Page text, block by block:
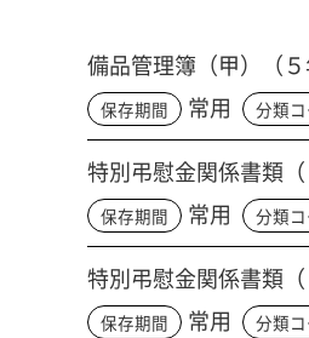
備品管理簿（甲）（５
保存期間 常用 分類
特別弔慰金関係書類（
保存期間 常用 分類
特別弔慰金関係書類（
保存期間 常用 分類